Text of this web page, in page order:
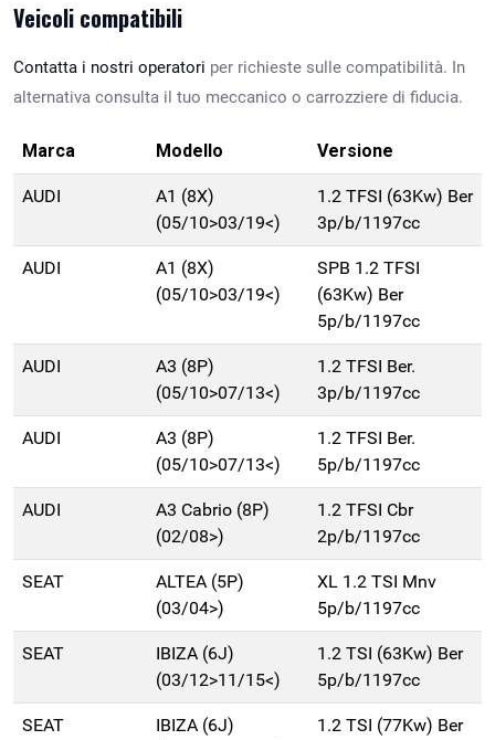
Veicoli compatibili
Contatta i nostri operatori per richieste sulle compatibilità. In
alternativa consulta il tuo meccanico o carrozziere di fiducia.
Marca Modello Versione
AUDI
A1 (8X)
(05/10>03/19<)
1.2 TFSI (63Kw) Ber
3p/b/1197cc
AUDI
A1 (8X)
(05/10>03/19<)
SPB 1.2 TFSI
(63Kw) Ber
5p/b/1197cc
AUDI
A3 (8P)
(05/10>07/13<)
1.2 TFSI Ber.
3p/b/1197cc
AUDI
A3 (8P)
(05/10>07/13<)
1.2 TFSI Ber.
5p/b/1197cc
AUDI
A3 Cabrio (8P)
(02/08>)
1.2 TFSI Cbr
2p/b/1197cc
SEAT
ALTEA (5P)
(03/04>)
XL 1.2 TSI Mnv
5p/b/1197cc
SEAT
IBIZA (6J)
(03/12>11/15<)
1.2 TSI (63Kw) Ber
5p/b/1197cc
SEAT
IBIZA (6J)
1.2 TSI (77Kw) Ber